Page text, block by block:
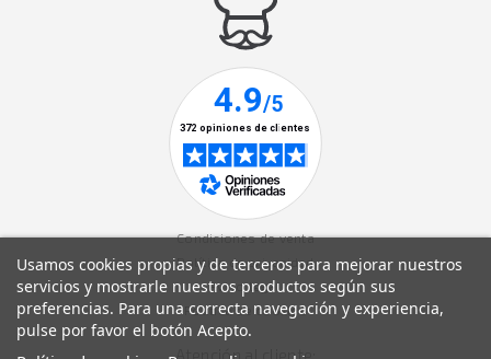
Condiciones de venta
Política de privacidad
Aviso legal
Política de cookies
Atención al cliente:
Usamos cookies propias y de terceros para mejorar nuestros
servicios y mostrarle nuestros productos según sus
preferencias. Para una correcta navegación y experiencia,
pulse por favor el botón Acepto.